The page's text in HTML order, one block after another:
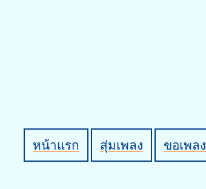
หน้าแรก สุ่มเพลง ขอเพลง